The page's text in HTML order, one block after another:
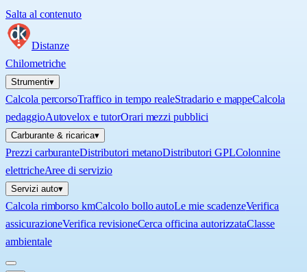
Salta al contenuto
Distanze
Chilometriche
Strumenti▾
Calcola percorsoTraffico in tempo realeStradario e mappeCalcola
pedaggioAutovelox e tutorOrari mezzi pubblici
Carburante & ricarica▾
Prezzi carburanteDistributori metanoDistributori GPLColonnine
elettricheAree di servizio
Servizi auto▾
Calcola rimborso kmCalcolo bollo autoLe mie scadenzeVerifica
assicurazioneVerifica revisioneCerca officina autorizzataClasse
ambientale